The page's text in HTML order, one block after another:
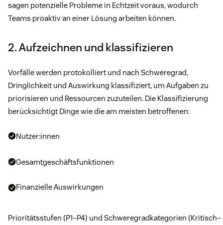
sagen potenzielle Probleme in Echtzeit voraus, wodurch
Teams proaktiv an einer Lösung arbeiten können.
2. Aufzeichnen und klassifizieren
Vorfälle werden protokolliert und nach Schweregrad,
Dringlichkeit und Auswirkung klassifiziert, um Aufgaben zu
priorisieren und Ressourcen zuzuteilen. Die Klassifizierung
berücksichtigt Dinge wie die am meisten betroffenen:
Nutzer:innen
Gesamtgeschäftsfunktionen
Finanzielle Auswirkungen
Prioritätsstufen (P1–P4) und Schweregradkategorien (Kritisch–